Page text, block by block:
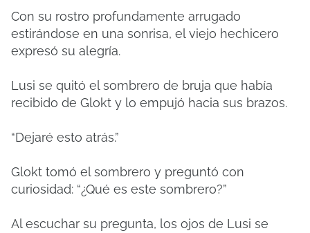
Con su rostro profundamente arrugado
estirándose en una sonrisa, el viejo hechicero
expresó su alegría.
Lusi se quitó el sombrero de bruja que había
recibido de Glokt y lo empujó hacia sus brazos.
“Dejaré esto atrás.”
Glokt tomó el sombrero y preguntó con
curiosidad: “¿Qué es este sombrero?”
Al escuchar su pregunta, los ojos de Lusi se